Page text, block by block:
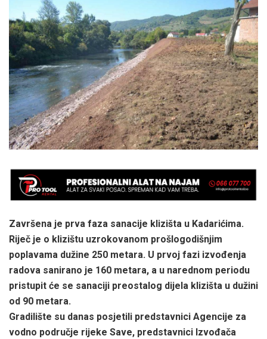
Završena je prva faza sanacije klizišta u Kadarićima.
Riječ je o klizištu uzrokovanom prošlogodišnjim
poplavama dužine 250 metara. U prvoj fazi izvođenja
radova sanirano je 160 metara, a u narednom periodu
pristupit će se sanaciji preostalog dijela klizišta u dužini
od 90 metara.
Gradilište su danas posjetili predstavnici Agencije za
vodno područje rijeke Save, predstavnici Izvođača